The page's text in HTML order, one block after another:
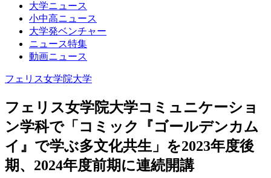
大学ニュース
小中高ニュース
大学発ベンチャー
ニュース特集
動画ニュース
フェリス女学院大学
フェリス女学院大学コミュニケーショ
ン学科で「コミック『ゴールデンカム
イ』で学ぶ多文化共生」を2023年度後
期、2024年度前期に連続開講